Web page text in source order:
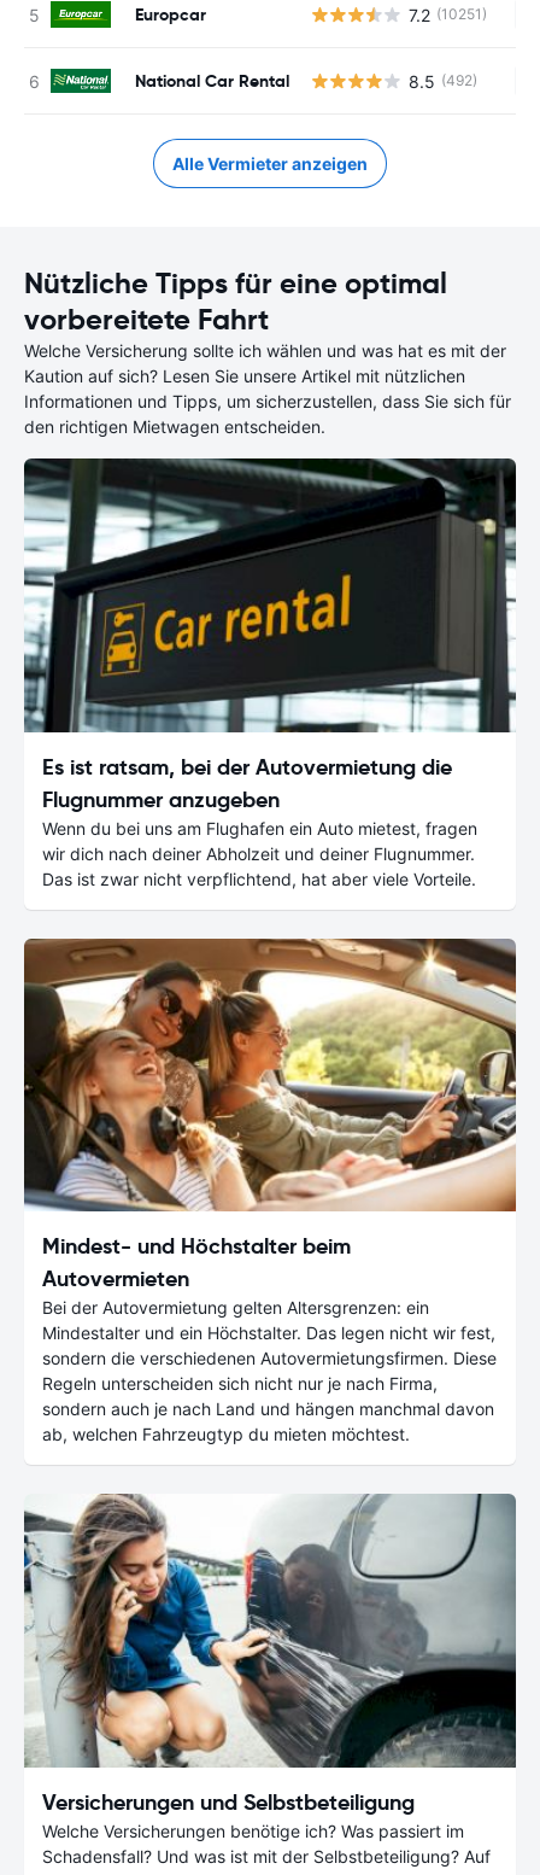
Europcar 7.2 (10251)
National Car Rental 8.5 (492)
Alle Vermieter anzeigen
Nützliche Tipps für eine optimal
vorbereitete Fahrt
Welche Versicherung sollte ich wählen und was hat es mit der
Kaution auf sich? Lesen Sie unsere Artikel mit nützlichen
Informationen und Tipps, um sicherzustellen, dass Sie sich für
den richtigen Mietwagen entscheiden.
Es ist ratsam, bei der Autovermietung die
Flugnummer anzugeben
Wenn du bei uns am Flughafen ein Auto mietest, fragen
wir dich nach deiner Abholzeit und deiner Flugnummer.
Das ist zwar nicht verpflichtend, hat aber viele Vorteile.
Mindest- und Höchstalter beim
Autovermieten
Bei der Autovermietung gelten Altersgrenzen: ein
Mindestalter und ein Höchstalter. Das legen nicht wir fest,
sondern die verschiedenen Autovermietungsfirmen. Diese
Regeln unterscheiden sich nicht nur je nach Firma,
sondern auch je nach Land und hängen manchmal davon
ab, welchen Fahrzeugtyp du mieten möchtest.
Versicherungen und Selbstbeteiligung
Welche Versicherungen benötige ich? Was passiert im
Schadensfall? Und was ist mit der Selbstbeteiligung? Auf